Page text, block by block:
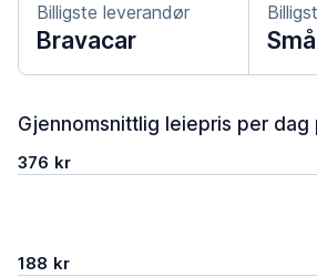
Billigste leverandør
Bravacar
Gjennomsnittlig leiepris per
376 kr
188 kr